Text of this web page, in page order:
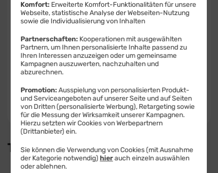
Farbe - Space Schwarz
Speicher -256 GB
Verfügbarkeit -Sofort lieferbar
Auf Wunsch Handyversicherung ab 3,99 €
Tarif auswählen:
Komfort: Erweiterte Komfort-Funktionalitäten für unsere
Webseite, statistische Analyse der Webseiten-Nutzung
sowie die Individualisierung von Inhalten
Partnerschaften: Kooperationen mit ausgewählten
Partnern, um Ihnen personalisierte Inhalte passend zu
Ihren Interessen anzuzeigen oder um gemeinsame
Kampagnen auszuwerten, nachzuhalten und
abzurechnen.
Promotion:Ausspielung von personalisierten Produkt-
und Serviceangeboten auf unserer Seite und auf Seiten
von Dritten (personalisierte Werbung), Retargeting sowie
für die Messung der Wirksamkeit unserer Kampagnen.
Hierzu setzten wir Cookies von Werbepartnern
(Drittanbieter) ein.
Sie können die Verwendung von Cookies (mit Ausnahme
der Kategorie notwendig) hierauch einzeln auswählen
oder ablehnen.